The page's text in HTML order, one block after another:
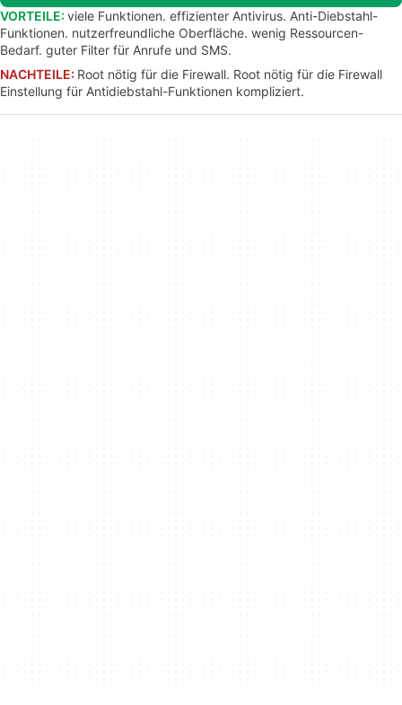
VORTEILE: viele Funktionen. effizienter Antivirus. Anti-Diebstahl-
Funktionen. nutzerfreundliche Oberfläche. wenig Ressourcen-
Bedarf. guter Filter für Anrufe und SMS.
NACHTEILE: Root nötig für die Firewall. Root nötig für die Firewall
Einstellung für Antidiebstahl-Funktionen kompliziert.